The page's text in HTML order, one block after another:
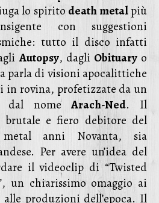
lo spirito deathmetalpiù
con suggestioni
tutto il disco infatti
Autopsy, dagli Obituaryo
parla di visioni apocalittiche
in rovina, profetizzate da un
dal nomeArach-Ned. Il
brutale e fiero debitore del
anni Novanta, sia
Per avere un’idea del
il videoclip di “Twisted
un chiarissimo omaggio ai
produzioni dell’epoca. Il